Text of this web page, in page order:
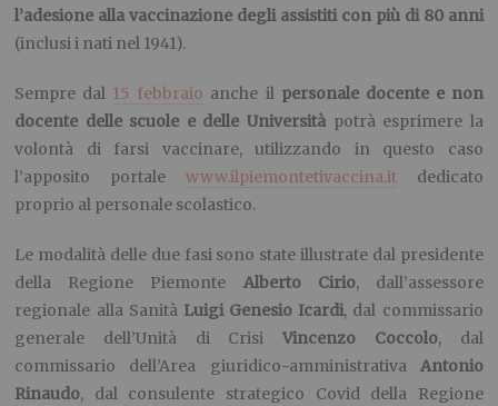
l’adesione alla vaccinazione degli assistiti con più di 80 anni
(inclusi i nati nel 1941).
Sempre dal 15 febbraio anche il personale docente e non
docente delle scuole e delleUniversità potrà esprimere la
volontà di farsi vaccinare, utilizzando in questo caso
l’apposito portale www.ilpiemontetivaccina.itdedicato
proprio al personale scolastico.
Le modalità delle due fasi sono state illustrate dal presidente
della Regione Piemonte Alberto Cirio, dall’assessore
regionale alla Sanità Luigi Genesio Icardi, dal commissario
generale dell’Unità di CrisiVincenzo Coccolo, dal
commissario dell’Area giuridico-amministrativa Antonio
Rinaudo, dal consulente strategico Covid della Regione